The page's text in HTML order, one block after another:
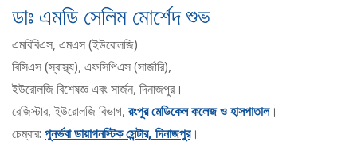
ডাঃ এমডি সেলিম মোর্শেদ শুভ
এমবিবিএস, এমএস (ইউরোলজি)
বিসিএস (স্বাস্থ্য), এফসিপিএস (সার্জারি),
ইউরোলজি বিশেষজ্ঞ এবং সার্জন, দিনাজপুর।
রেজিস্টার, ইউরোলজি বিভাগ, রংপুর মেডিকেল কলেজ ও হাসপাতাল।
চেম্বার: পুনর্ভবা ডায়াগনস্টিক সেন্টার, দিনাজপুর।